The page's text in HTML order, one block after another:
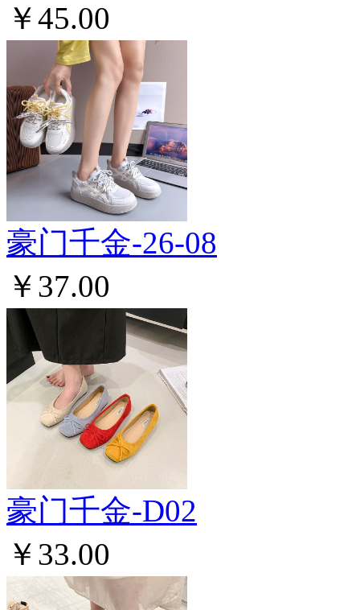
￥45.00
豪门千金-26-08
￥37.00
豪门千金-D02
￥33.00